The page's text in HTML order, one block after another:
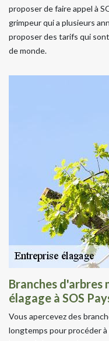
proposer de faire appel à
grimpeur qui a plusieurs
proposer des tarifs qui
de monde.
Branches d'arbres
élagage à SOS
Vous apercevez des
longtemps pour procéder